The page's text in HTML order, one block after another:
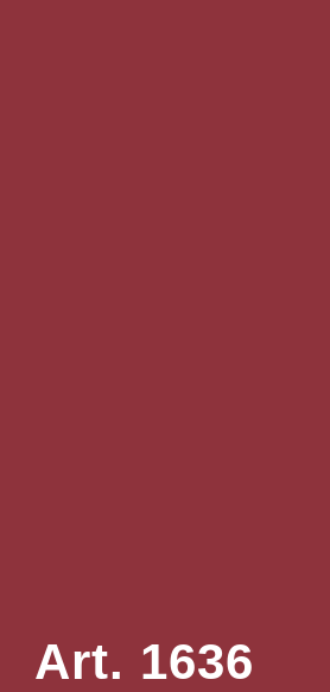
Art. 1636